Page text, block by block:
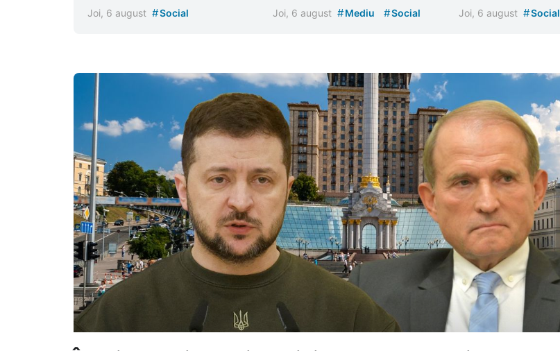
Joi, 6 august #Social Joi, 6 august #Mediu #Social Joi, 6 august #Social